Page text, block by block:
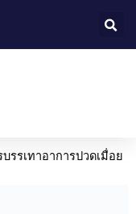
รรเทาอาการปวดเมื่อย